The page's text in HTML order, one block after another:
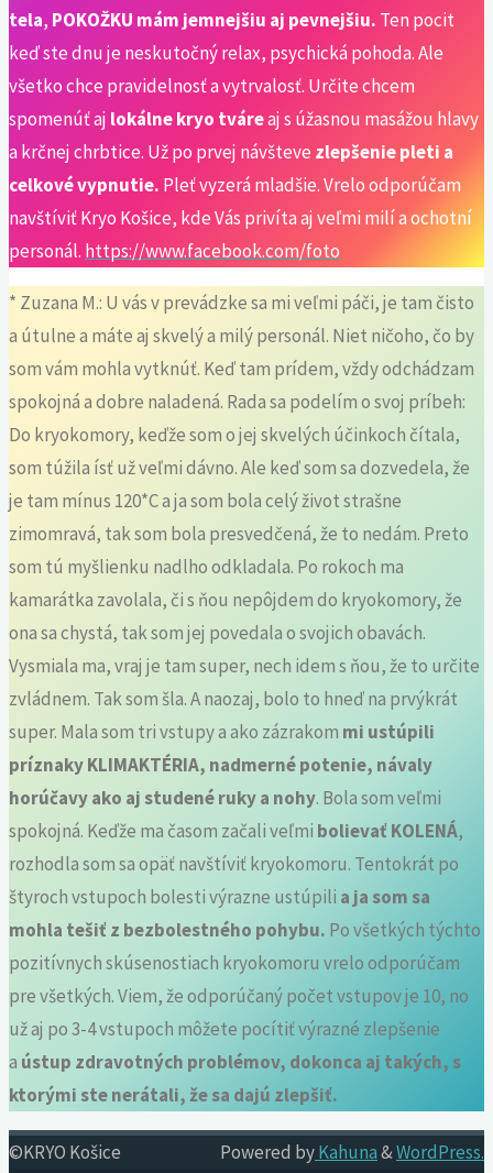
tela, POKOŽKU mám jemnejšiu aj pevnejšiu. Ten pocit
keď ste dnu je neskutočný relax, psychická pohoda. Ale
všetko chce pravidelnosť a vytrvalosť. Určite chcem
spomenúť aj lokálne kryo tváreaj s úžasnou masážou hlavy
a krčnej chrbtice. Už po prvej návšteve zlepšenie pleti a
celkové vypnutie. Pleť vyzerá mladšie. Vrelo odporúčam
navštíviť Kryo Košice, kde Vás privíta aj veľmi milí a ochotní
personál. https://www.facebook.com/foto
* Zuzana M.: U vás v prevádzke sa mi veľmi páči, je tam čisto
a útulne a máte aj skvelý a milý personál. Niet ničoho, čo by
som vám mohla vytknúť. Keď tam prídem, vždy odchádzam
spokojná a dobre naladená. Rada sa podelím o svoj príbeh:
Do kryokomory, keďže som o jej skvelých účinkoch čítala,
som túžila ísť už veľmi dávno. Ale keď som sa dozvedela, že
je tam mínus 120*C a ja som bola celý život strašne
zimomravá, tak som bola presvedčená, že to nedám. Preto
som tú myšlienku nadlho odkladala. Po rokoch ma
kamarátka zavolala, či s ňou nepôjdem do kryokomory, že
ona sa chystá, tak som jej povedala o svojich obavách.
Vysmiala ma, vraj je tam super, nech idem s ňou, že to určite
zvládnem. Tak som šla. A naozaj, bolo to hneď na prvýkrát
super. Mala som tri vstupy a ako zázrakom mi ustúpili
príznaky KLIMAKTÉRIA, nadmerné potenie, návaly
horúčavy ako aj studené ruky a nohy. Bola som veľmi
spokojná. Keďže ma časom začali veľmi bolievať KOLENÁ,
rozhodla som sa opäť navštíviť kryokomoru. Tentokrát po
štyroch vstupoch bolesti výrazne ustúpili a ja som sa
mohla tešiť z bezbolestného pohybu. Po všetkých týchto
pozitívnych skúsenostiach kryokomoru vrelo odporúčam
pre všetkých. Viem, že odporúčaný počet vstupov je 10, no
už aj po 3-4 vstupoch môžete pocítiť výrazné zlepšenie
a ústup zdravotných problémov, dokonca aj takých, s
ktorými ste nerátali, že sa dajú zlepšiť.
Powered byKahuna&WordPress.
©KRYO Košice